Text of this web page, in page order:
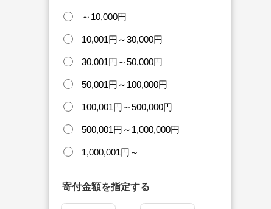
～10,000円
10,001円～30,000円
30,001円～50,000円
50,001円～100,000円
100,001円～500,000円
500,001円～1,000,000円
1,000,001円～
寄付金額を指定する